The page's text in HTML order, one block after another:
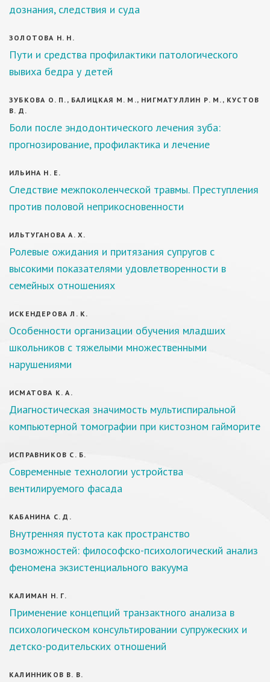
дознания, следствия и суда
ЗОЛОТОВА Н. Н.
Пути и средства профилактики патологического
вывиха бедра у детей
ЗУБКОВА О. П., БАЛИЦКАЯ М. М., НИГМАТУЛЛИН Р. М., КУСТОВ
В. Д.
Боли после эндодонтического лечения зуба:
прогнозирование, профилактика и лечение
ИЛЬИНА Н. Е.
Следствие межпоколенческой травмы. Преступления
против половой неприкосновенности
ИЛЬТУГАНОВА А. Х.
Ролевые ожидания и притязания супругов с
высокими показателями удовлетворенности в
семейных отношениях
ИСКЕНДЕРОВА Л. К.
Особенности организации обучения младших
школьников с тяжелыми множественными
нарушениями
ИСМАТОВА К. А.
Диагностическая значимость мультиспиральной
компьютерной томографии при кистозном гайморите
ИСПРАВНИКОВ С. Б.
Современные технологии устройства
вентилируемого фасада
КАБАНИНА С. Д.
Внутренняя пустота как пространство
возможностей: философско-психологический анализ
феномена экзистенциального вакуума
КАЛИМАН Н. Г.
Применение концепций транзактного анализа в
психологическом консультировании супружеских и
детско-родительских отношений
КАЛИННИКОВ В. В.